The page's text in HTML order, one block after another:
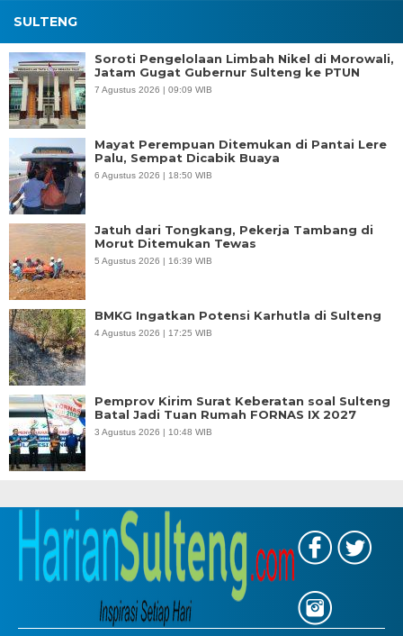
SULTENG
Soroti Pengelolaan Limbah Nikel di Morowali,
Jatam Gugat Gubernur Sulteng ke PTUN
7 Agustus 2026 | 09:09 WIB
Mayat Perempuan Ditemukan di Pantai Lere
Palu, Sempat Dicabik Buaya
6 Agustus 2026 | 18:50 WIB
Jatuh dari Tongkang, Pekerja Tambang di
Morut Ditemukan Tewas
5 Agustus 2026 | 16:39 WIB
BMKG Ingatkan Potensi Karhutla di Sulteng
4 Agustus 2026 | 17:25 WIB
Pemprov Kirim Surat Keberatan soal Sulteng
Batal Jadi Tuan Rumah FORNAS IX 2027
3 Agustus 2026 | 10:48 WIB